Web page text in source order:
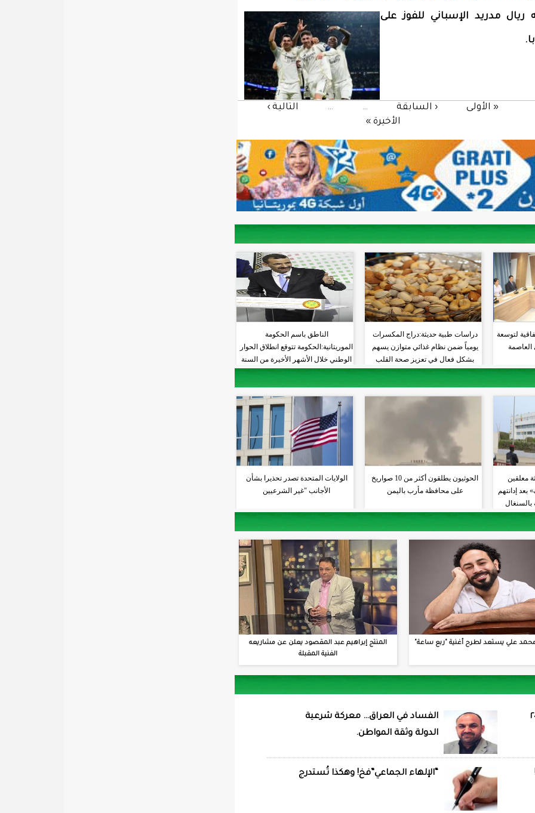
ريال مدريد الإسباني للفوز على
« الأولى ‹ السابقة …
…
التالية ›
الأخيرة »
لتوسعة
دراسات طبية حديثة:دراج المكسرات
يومياً ضمن نظام غذائي متوازن يسهم
بشكل فعال في تعزيز صحة القلب
والشرايين
الناطق باسم الحكومة
الموريتانية:الحكومة تتوقع انطلاق الحوار
الوطني خلال الأشهر الأخيرة من السنة
الجارية
معلقين
إدانتهم
بالسنغال
الحوثيون يطلقون أكثر من 10 صواريخ
على محافظة مأرب باليمن
الولايات المتحدة تصدر تحذيرا بشأن
الأجانب "غير الشرعيين
علي يستعد لطرح أغنية "ربع ساعة"
المنتج إبراهيم عبد المقصود يعلن عن مشاريعه
الفنية المقبلة
الفساد في العراق… معركة شرعية
الدولة وثقة المواطن.
“الإلهاء الجماعي”فخ! وهكذا تُستدرج